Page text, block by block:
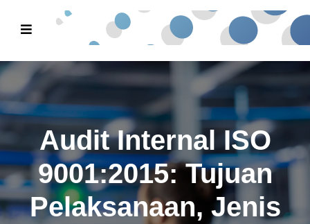
Audit Internal ISO
9001:2015: Tujuan
Pelaksanaan, Jenis